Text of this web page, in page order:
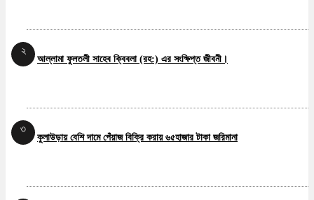
২
আল্লামা ফুলতলী সাহেব ক্বিবলা (রহ:) এর সংক্ষিপ্ত জীবনী।
৩
কুলাউড়ায় বেশি দামে পেঁয়াজ বিক্রি করায় ৬৫হাজার টাকা জরিমানা